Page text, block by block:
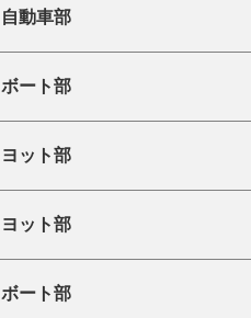
自動車部
ボート部
ヨット部
ヨット部
ボート部